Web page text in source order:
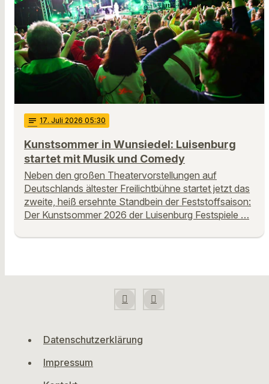
notes 17. Juli 2026 05:30
Kunstsommer in Wunsiedel: Luisenburg
startet mit Musik und Comedy
Neben den großen Theatervorstellungen auf
Deutschlands ältester Freilichtbühne startet jetzt das
zweite, heiß ersehnte Standbein der Feststoffsaison:
Der Kunstsommer 2026 der Luisenburg Festspiele …
Datenschutzerklärung
Impressum